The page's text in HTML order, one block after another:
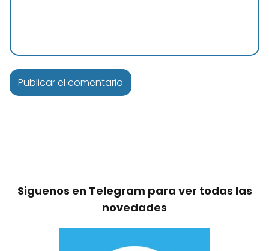
Siguenos en Telegram para ver todas las
novedades